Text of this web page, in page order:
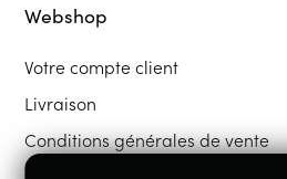
Webshop
Votre compte client
Livraison
Conditions générales de vente